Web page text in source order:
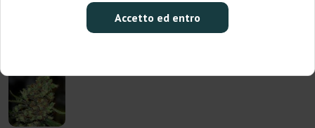
Accetto ed entro